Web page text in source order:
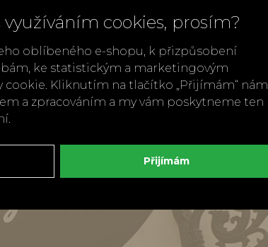
cookies, prosím?
oblíbeného e-shopu, k přizpůsobení
ke statistickým a marketingovým
Kliknutím na tlačítko „Přijímám“ nám
a zpracováním a my vám poskytneme ten
Přijímám